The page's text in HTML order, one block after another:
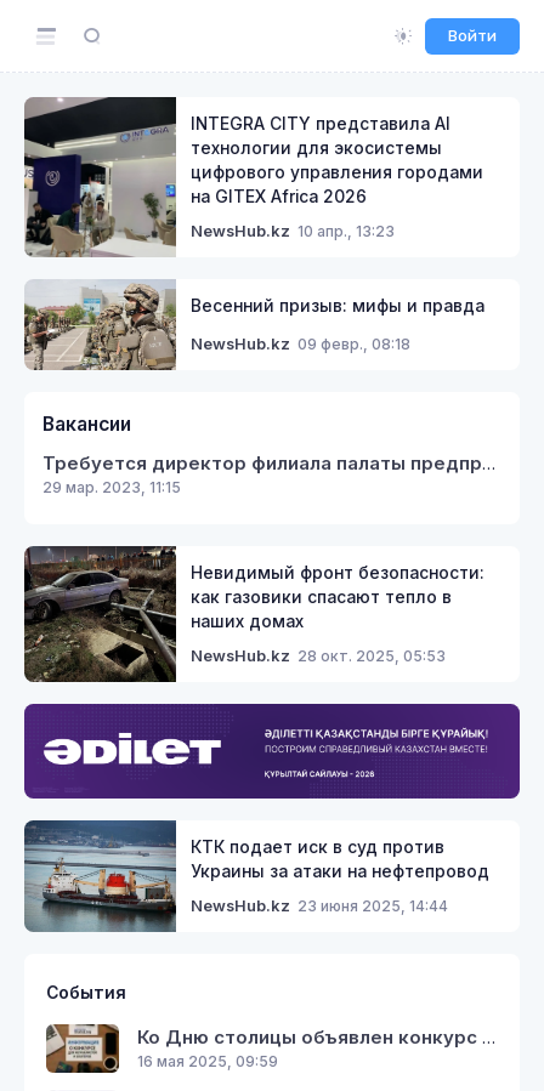
Войти
INTEGRA CITY представила AI
технологии для экосистемы
цифрового управления городами
на GITEX Africa 2026
NewsHub.kz 10 апр., 13:23
Весенний призыв: мифы и правда
NewsHub.kz 09 февр., 08:18
Вакансии
Требуется директор филиала палаты предпринимателей Кербулакского района
29 мар. 2023, 11:15
Невидимый фронт безопасности:
как газовики спасают тепло в
наших домах
NewsHub.kz 28 окт. 2025, 05:53
КТК подает иск в суд против
Украины за атаки на нефтепровод
NewsHub.kz 23 июня 2025, 14:44
События
Ко Дню столицы объявлен конкурс среди представителей СМИ «Таза Қазақстан – Таза Астана»
16 мая 2025, 09:59